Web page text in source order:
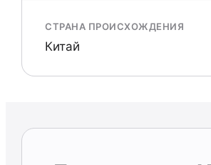
СТРАНА ПРОИСХОЖДЕНИЯ
Китай